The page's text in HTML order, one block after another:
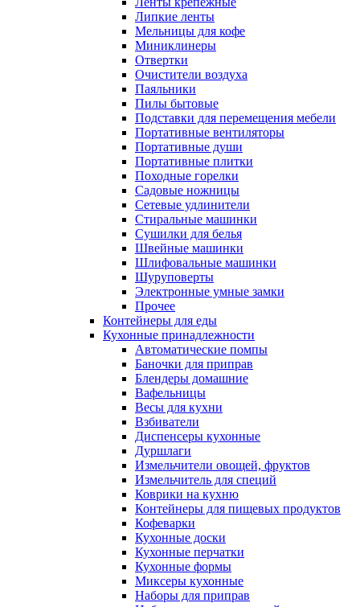
Липкие ленты
Мельницы для кофе
Миниклинеры
Отвертки
Очистители воздуха
Паяльники
Пилы бытовые
Подставки для перемещения мебели
Портативные вентиляторы
Портативные души
Портативные плитки
Походные горелки
Садовые ножницы
Сетевые удлинители
Стиральные машинки
Сушилки для белья
Швейные машинки
Шлифовальные машинки
Шуруповерты
Электронные умные замки
Прочее
Контейнеры для еды
Кухонные принадлежности
Автоматические помпы
Баночки для приправ
Блендеры домашние
Вафельницы
Весы для кухни
Взбиватели
Диспенсеры кухонные
Дуршлаги
Измельчители овощей, фруктов
Измельчитель для специй
Коврики на кухню
Контейнеры для пищевых продуктов
Кофеварки
Кухонные доски
Кухонные перчатки
Кухонные формы
Миксеры кухонные
Наборы для приправ